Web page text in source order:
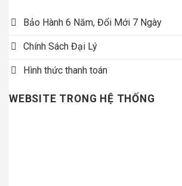
Bảo Hành 6 Năm, Đổi Mới 7 Ngày
Chính Sách Đại Lý
Hình thức thanh toán
WEBSITE TRONG HỆ THỐNG